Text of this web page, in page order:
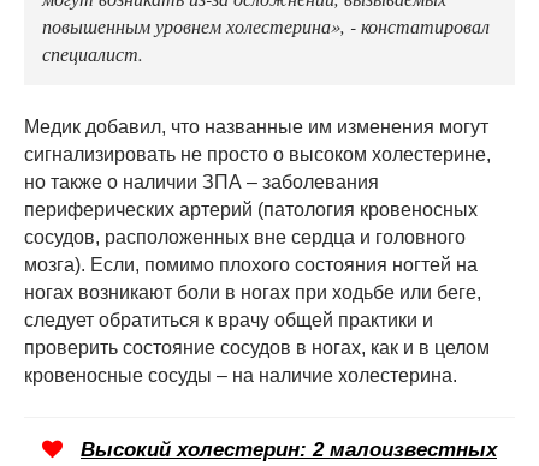
повышенным уровнем холестерина», - констатировал
специалист.
Медик добавил, что названные им изменения могут
сигнализировать не просто о высоком холестерине,
но также о наличии ЗПА – заболевания
периферических артерий (патология кровеносных
сосудов, расположенных вне сердца и головного
мозга). Если, помимо плохого состояния ногтей на
ногах возникают боли в ногах при ходьбе или беге,
следует обратиться к врачу общей практики и
проверить состояние сосудов в ногах, как и в целом
кровеносные сосуды – на наличие холестерина.
Высокий холестерин: 2 малоизвестных